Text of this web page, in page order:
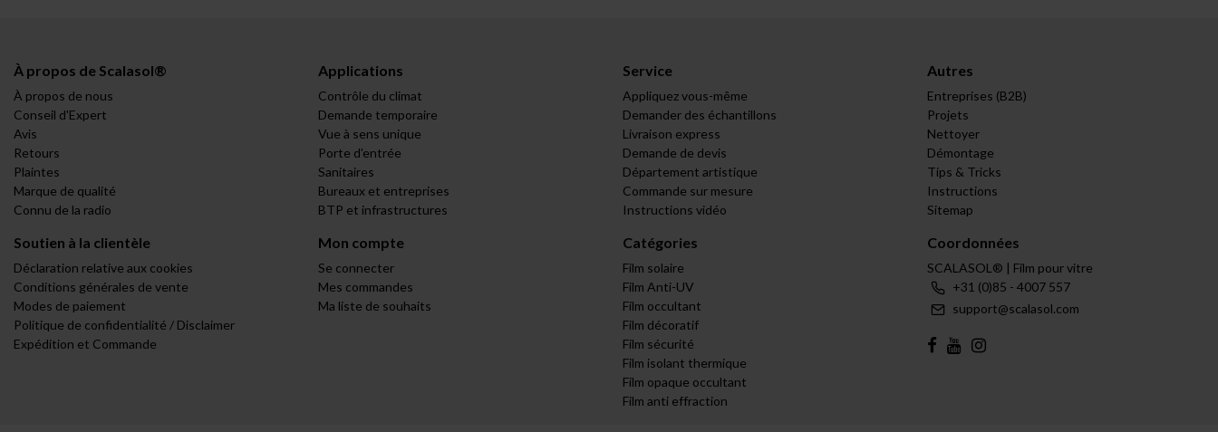
À propos de Scalasol®
À propos de nous
Conseil d'Expert
Avis
Retours
Plaintes
Marque de qualité
Connu de la radio
Applications
Contrôle du climat
Demande temporaire
Vue à sens unique
Porte d'entrée
Sanitaires
Bureaux et entreprises
BTP et infrastructures
Service
Appliquez vous-même
Demander des échantillons
Livraison express
Demande de devis
Département artistique
Commande sur mesure
Instructions vidéo
Autres
Entreprises (B2B)
Projets
Nettoyer
Démontage
Tips & Tricks
Instructions
Sitemap
Soutien à la clientèle
Déclaration relative aux cookies
Conditions générales de vente
Modes de paiement
Politique de confidentialité / Disclaimer
Expédition et Commande
Mon compte
Se connecter
Mes commandes
Ma liste de souhaits
Catégories
Film solaire
Film Anti-UV
Film occultant
Film décoratif
Film sécurité
Film isolant thermique
Film opaque occultant
Film anti effraction
Coordonnées
SCALASOL® | Film pour vitre
+31 (0)85 - 4007 557
support@scalasol.com